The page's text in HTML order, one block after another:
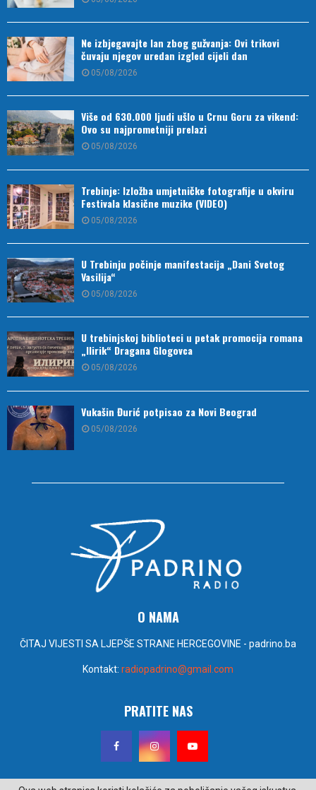
Ne izbjegavajte lan zbog gužvanja: Ovi trikovi
čuvaju njegov uredan izgled cijeli dan
05/08/2026
Više od 630.000 ljudi ušlo u Crnu Goru za vikend:
Ovo su najprometniji prelazi
05/08/2026
Trebinje: Izložba umjetničke fotografije u okviru
Festivala klasične muzike (VIDEO)
05/08/2026
U Trebinju počinje manifestacija „Dani Svetog
Vasilija“
05/08/2026
U trebinjskoj biblioteci u petak promocija romana
„Ilirik“ Dragana Glogovca
05/08/2026
Vukašin Đurić potpisao za Novi Beograd
05/08/2026
O NAMA
ČITAJ VIJESTI SA LJEPŠE STRANE HERCEGOVINE - padrino.ba
Kontakt: radiopadrino@gmail.com
PRATITE NAS